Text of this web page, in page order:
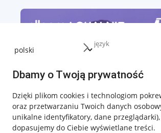
język
Dbamy o Twoją prywatność
Dzięki plikom cookies i technologiom
oraz przetwarzaniu Twoich danych
unikalne identyfikatory, dane przeglądarki)
dopasujemy do Ciebie wyświetlane treści.